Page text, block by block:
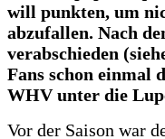
will punkten, um
abzufallen. Nach
verabschieden
Fans schon einmal
WHV unter die
Vor der Saison war